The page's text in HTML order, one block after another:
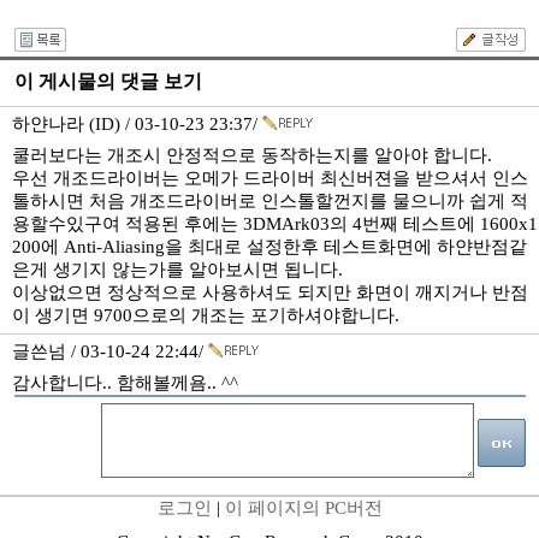
이 게시물의 댓글 보기
하얀나라 (ID) / 03-10-23 23:37/
쿨러보다는 개조시 안정적으로 동작하는지를 알아야 합니다.
우선 개조드라이버는 오메가 드라이버 최신버젼을 받으셔서 인스
톨하시면 처음 개조드라이버로 인스톨할껀지를 물으니까 쉽게 적
용할수있구여 적용된 후에는 3DMArk03의 4번째 테스트에 1600x1
200에 Anti-Aliasing을 최대로 설정한후 테스트화면에 하얀반점같
은게 생기지 않는가를 알아보시면 됩니다.
이상없으면 정상적으로 사용하셔도 되지만 화면이 깨지거나 반점
이 생기면 9700으로의 개조는 포기하셔야합니다.
글쓴넘 / 03-10-24 22:44/
감사합니다.. 함해볼께욤.. ^^
로그인 | 이 페이지의 PC버전